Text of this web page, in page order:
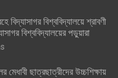
বিশ্ববিদ্যালয়ে শ্রাবণী
বিশ্ববিদ্যালয়ের পড়ুয়ারা
ছাত্রছাত্রীদের উচ্চশিক্ষায়